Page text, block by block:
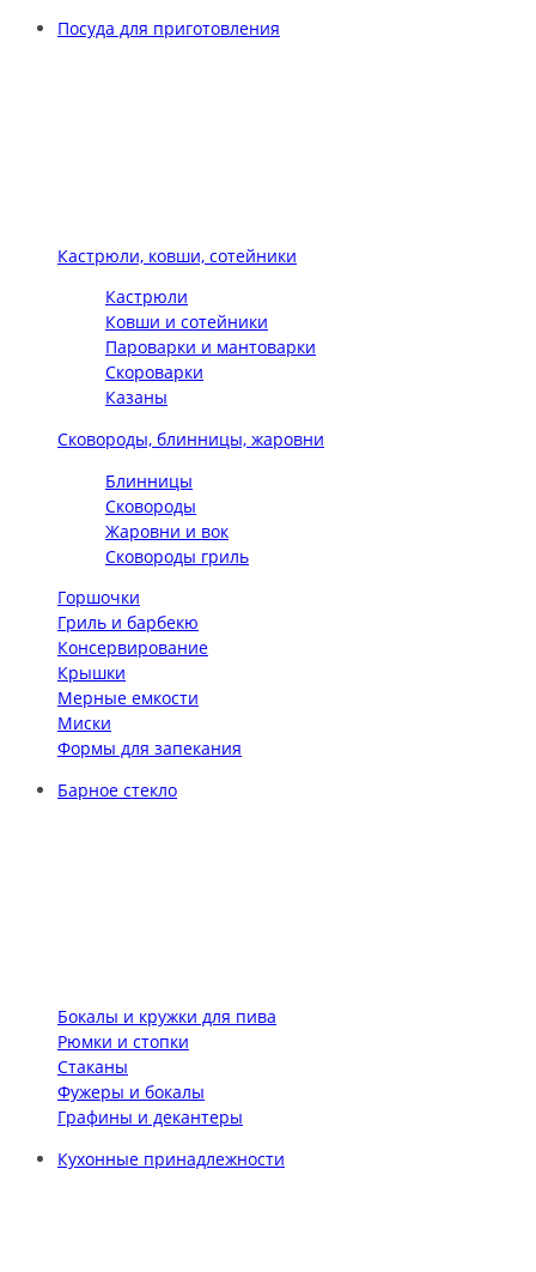
Посуда для приготовления
Кастрюли, ковши, сотейники
Кастрюли
Ковши и сотейники
Пароварки и мантоварки
Скороварки
Казаны
Сковороды, блинницы, жаровни
Блинницы
Сковороды
Жаровни и вок
Сковороды гриль
Горшочки
Гриль и барбекю
Консервирование
Крышки
Мерные емкости
Миски
Формы для запекания
Барное стекло
Бокалы и кружки для пива
Рюмки и стопки
Стаканы
Фужеры и бокалы
Графины и декантеры
Кухонные принадлежности